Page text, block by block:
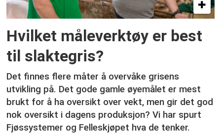
Hvilket måleverktøy er best
til slaktegris?
Det finnes flere måter å overvåke grisens
utvikling på. Det gode gamle øyemålet er mest
brukt for å ha oversikt over vekt, men gir det god
nok oversikt i dagens produksjon? Vi har spurt
Fjøssystemer og Felleskjøpet hva de tenker.